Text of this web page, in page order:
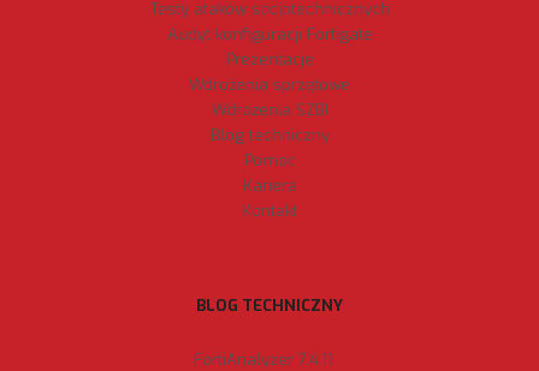
Testy ataków socjotechnicznych
Audyt konfiguracji Fortigate
Prezentacje
Wdrożenia sprzętowe
Wdrożenia SZBI
Blog techniczny
Pomoc
Kariera
Kontakt
BLOG TECHNICZNY
FortiAnalyzer 7.4.11